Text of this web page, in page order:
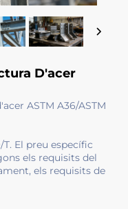
D'acer
ASTM A36/ASTM
El preu específic
els requisits del
els requisits de